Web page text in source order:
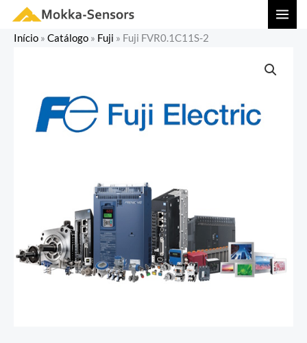
Início » Catálogo » Fuji » Fuji FVR0.1C11S-2